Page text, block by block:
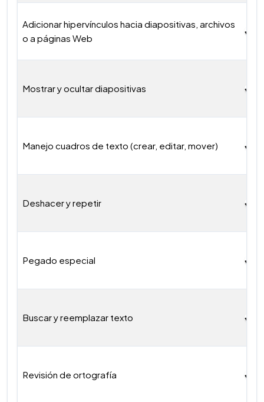
Adicionar hipervínculos hacia diapositivas, archivos
o a páginas Web
Mostrar y ocultar diapositivas
Manejo cuadros de texto (crear, editar, mover)
Deshacer y repetir
Pegado especial
Buscar y reemplazar texto
Revisión de ortografía